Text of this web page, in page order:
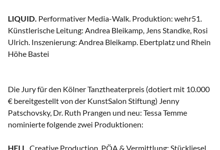
LIQUID. Performativer Media-Walk. Produktion: wehr51.
Künstlerische Leitung: Andrea Bleikamp, Jens Standke, Rosi
Ulrich. Inszenierung: Andrea Bleikamp. Ebertplatz und Rhein
Höhe Bastei
Die Jury für den Kölner Tanztheaterpreis (dotiert mit 10.000
€ bereitgestellt von der KunstSalon Stiftung) Jenny
Patschovsky, Dr. Ruth Prangen und neu: Tessa Temme
nominierte folgende zwei Produktionen:
HELL. Creative Production, PÖA & Vermittlung: Stückliesel.